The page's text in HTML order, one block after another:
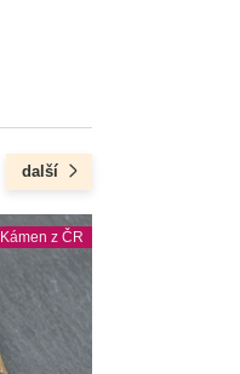
další
Kámen z ČR